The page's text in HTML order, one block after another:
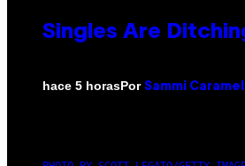
Singles Are
hace 5 horasPor Sammi